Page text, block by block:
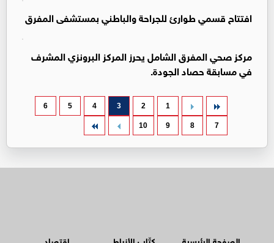
افتتاح قسمي طوارئ للجراحة والباطني بمستشفى المفرق
مركز صحي المفرق الشامل يحرز المركز البرونزي المشرف
في مسابقة حصاد الجودة.
1
2
3
4
5
6
7
8
9
10